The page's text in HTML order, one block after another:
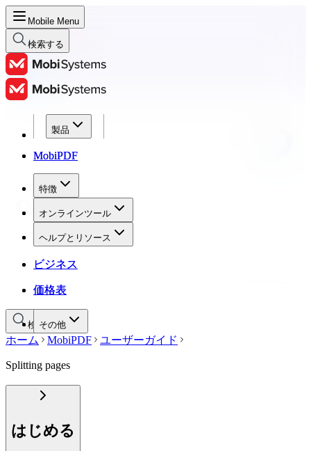
Mobile Menu
検索する
製品
MobiPDF
特徴
オンラインツール
ヘルプとリソース
ビジネス
価格表
その他
製品
MobiPDF
特徴
オンラインツール
ヘルプとリソース
ビジネス
価格表
検索する
ホーム MobiPDF ユーザーガイド
Splitting pages
はじめる